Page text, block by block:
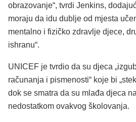
obrazovanje“, tvrdi Jenkins,
moraju da idu dublje od mjesta
mentalno i fizičko zdravlje djece,
ishranu“.
UNICEF je tvrdio da su djeca
računanja i pismenosti“ koje bi
dok se smatra da su mlađa djeca
nedostatkom ovakvog školovanja.